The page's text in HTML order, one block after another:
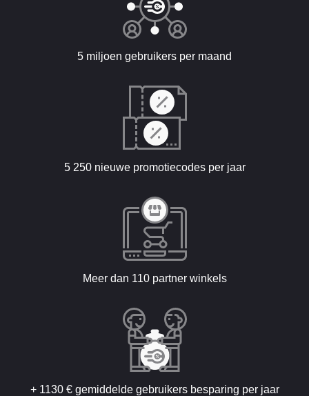
5 miljoen gebruikers per maand
5 250 nieuwe promotiecodes per jaar
Meer dan 110 partner winkels
+ 1130 € gemiddelde gebruikers besparing per jaar